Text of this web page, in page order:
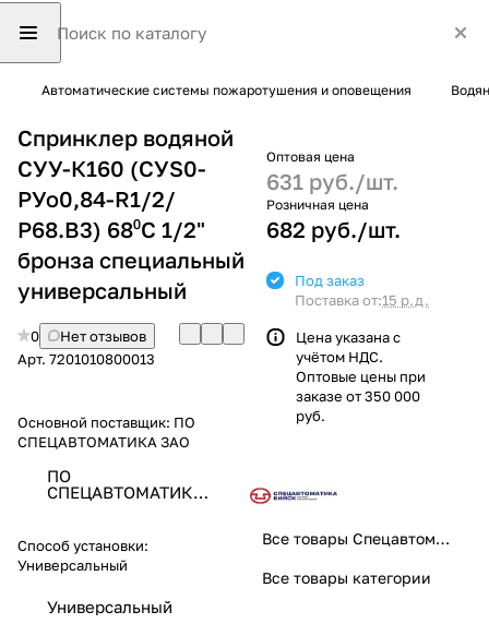
Автоматические системы пожаротушения и оповещения
Спринклер водяной
СУУ-К160 (СУS0-
РУо0,84-R1/2/
Р68.В3) 68⁰С 1/2"
бронза специальный
универсальный
0
Нет отзывов
Арт. 7201010800013
Основной поставщик: ПО
СПЕЦАВТОМАТИКА ЗАО
ПО
СПЕЦАВТОМАТИКА
Способ установки:
Универсальный
Универсальный
Оптовая цена
631 руб./шт.
Розничная цена
682 руб./шт.
Под заказ
Поставка от:15 р.д.
Цена указана с
учётом НДС.
Оптовые цены при
заказе от 350 000
руб.
Все товары Спецавтоматика
Все товары категории